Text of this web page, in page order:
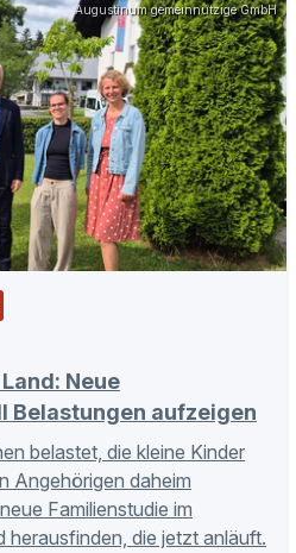
Augustinum gemeinnützige GmbH
Neue
Belastungen aufzeigen
belastet, die kleine Kinder
Angehörigen daheim
Familienstudie im
herausfinden, die jetzt anläuft.